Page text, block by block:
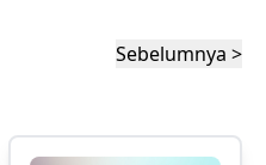
Sebelumnya >